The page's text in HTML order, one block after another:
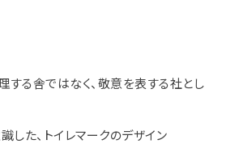
する舎ではなく、敬意を表する社とし
した、トイレマークのデザイン